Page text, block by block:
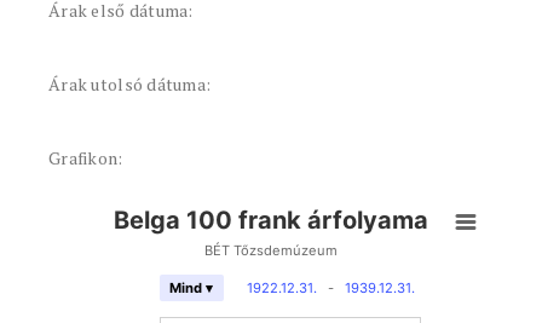
Árak első dátuma:
Árak utolsó dátuma:
Grafikon:
Belga 100 frank árfolyama
BÉT Tőzsdemúzeum
1922.12.31. - 1939.12.31.
Mind ▾